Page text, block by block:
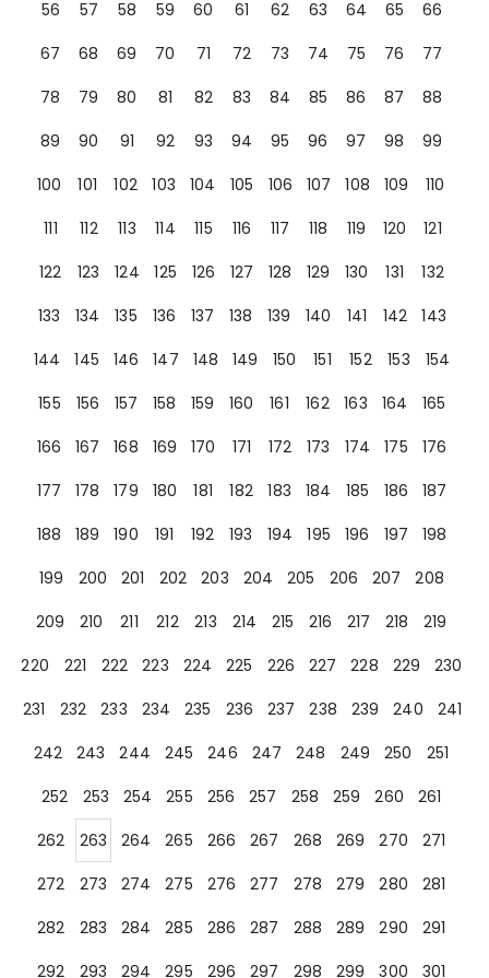
56
57 58 59 60 61 62 63 64 65
66
67
68 69 70 71 72 73 74 75 76
77
78
79 80 81 82 83 84 85 86 87
88
89
90 91 92 93 94 95 96 97 98
99
100
101 102 103 104 105 106 107 108 109
110
111
112 113 114 115 116 117 118 119 120
121
122
123 124 125 126 127 128 129 130 131
132
133
134 135 136 137 138 139 140 141 142
143
144
145 146 147 148 149 150 151 152 153
154
155
156 157 158 159 160 161 162 163 164
165
166
167 168 169 170 171 172 173 174 175
176
177
178 179 180 181 182 183 184 185 186
187
188
189 190 191 192 193 194 195 196 197
198
199
200 201 202 203 204 205 206 207
208
209
210 211 212 213 214 215 216 217 218
219
220
221 222 223 224 225 226 227 228 229
230
231
232 233 234 235 236 237 238 239 240
241
242
243 244 245 246 247 248 249 250
251
252
253 254 255 256 257 258 259 260
261
262
263 264 265 266 267 268 269 270
271
272
273 274 275 276 277 278 279 280
281
282
283 284 285 286 287 288 289 290
291
292
293 294 295 296 297 298 299 300 301